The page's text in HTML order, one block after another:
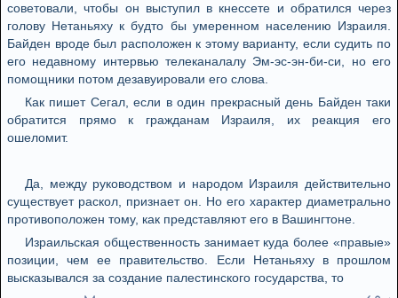
советовали, чтобы он выступил в кнессете и обратился через
голову Нетаньяху к будто бы умеренном населению Израиля.
Байден вроде был расположен к этому варианту, если судить по
его недавному интервью телеканалалу Эм-эс-эн-би-си, но его
помощники потом дезавуировали его слова.
Как пишет Сегал, если в один прекрасный день Байден таки
обратится прямо к гражданам Израиля, их реакция его
ошеломит.
Да, между руководством и народом Израиля действительно
существует раскол, признает он. Но его характер диаметрально
противоположен тому, как представляют его в Вашингтоне.
Израильская общественность занимает куда более «правые»
позиции, чем ее правительство. Если Нетаньяху в прошлом
высказывался за создание палестинского государства, то